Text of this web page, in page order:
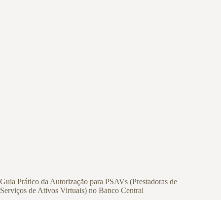
Guia Prático da Autorização para PSAVs (Prestadoras de
Serviços de Ativos Virtuais) no Banco Central